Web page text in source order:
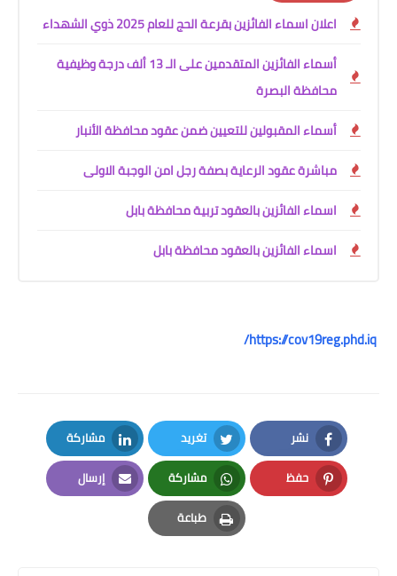
اعلان اسماء الفائزين بقرعة الحج للعام 2025 ذوي الشهداء
أسماء الفائزين المتقدمين على الـ 13 ألف درجة وظيفية
محافظة البصرة
أسماء المقبولين للتعيين ضمن عقود محافظة الأنبار
مباشرة عقود الرعاية بصفة رجل امن الوجبة الاولى
اسماء الفائزين بالعقود تربية محافظة بابل
اسماء الفائزين بالعقود محافظة بابل
https://cov19reg.phd.iq/
نشر
Facebook
تغريد
Twitter
مشاركة
LinkedIn
حفظ
Pinterest
مشاركة
Whatsapp
إرسال
Email
طباعة
Print